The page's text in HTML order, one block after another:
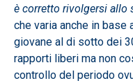
è corretto rivolgersi allo
che varia anche in base
giovane al di sotto dei
rapporti liberi ma non
controllo del periodo